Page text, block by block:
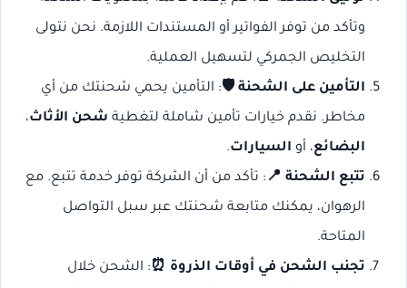
وتأكد من توفر الفواتير أو المستندات اللازمة. نحن نتولى
التخليص الجمركي لتسهيل العملية.
التأمين على الشحنة 🛡️: التأمين يحمي شحنتك من أي
مخاطر. نقدم خيارات تأمين شاملة لتغطية شحن الأثاث،
البضائع، أو السيارات.
تتبع الشحنة 📍 : تأكد من أن الشركة توفر خدمة تتبع. مع
الرهوان، يمكنك متابعة شحنتك عبر سبل التواصل
المتاحة.
تجنب الشحن في أوقات الذروة ⏰: الشحن خلال